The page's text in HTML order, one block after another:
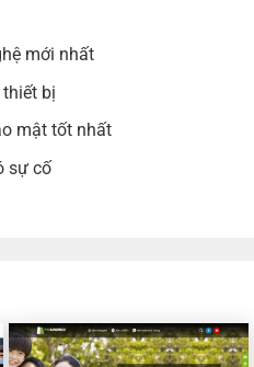
mới nhất
bị
mật tốt nhất
sự cố